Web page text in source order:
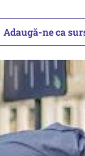
Adaugă-ne ca